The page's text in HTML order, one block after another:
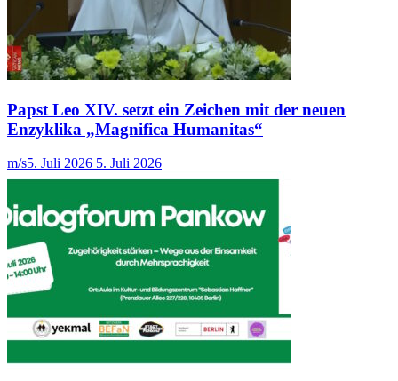
Papst Leo XIV. setzt ein Zeichen mit der neuen
Enzyklika „Magnifica Humanitas“
m/s5. Juli 2026 5. Juli 2026